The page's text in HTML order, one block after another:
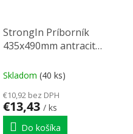
StrongIn Príborník
435x490mm antracit
Skladom (40 ks)
€10,92 bez DPH
€13,43 / ks
Do košíka